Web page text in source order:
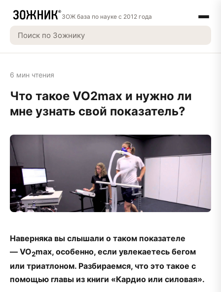
ЗОЖ база по науке с 2012 года
6 мин чтения
Что такое VO2max и нужно ли
мне узнать свой показатель?
Наверняка вы слышали о таком показателе
— VO2max, особенно, если увлекаетесь бегом
или триатлоном. Разбираемся, что это такое с
помощью главы из книги «Кардио или силовая».